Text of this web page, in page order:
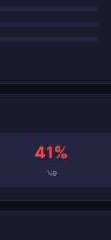
41%
Ne